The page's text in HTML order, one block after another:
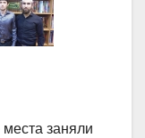
заняли